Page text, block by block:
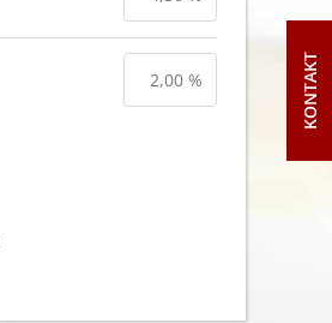
KONTAKT